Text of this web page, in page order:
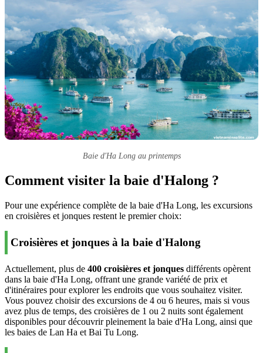
Baie d'Ha Long au printemps
Comment visiter la baie d'Halong ?
Pour une expérience complète de la baie d'Ha Long, les excursions
en croisières et jonques restent le premier choix:
Croisières et jonques à la baie d'Halong
Actuellement, plus de 400 croisières et jonques différents opèrent
dans la baie d'Ha Long, offrant une grande variété de prix et
d'itinéraires pour explorer les endroits que vous souhaitez visiter.
Vous pouvez choisir des excursions de 4 ou 6 heures, mais si vous
avez plus de temps, des croisières de 1 ou 2 nuits sont également
disponibles pour découvrir pleinement la baie d'Ha Long, ainsi que
les baies de Lan Ha et Bai Tu Long.